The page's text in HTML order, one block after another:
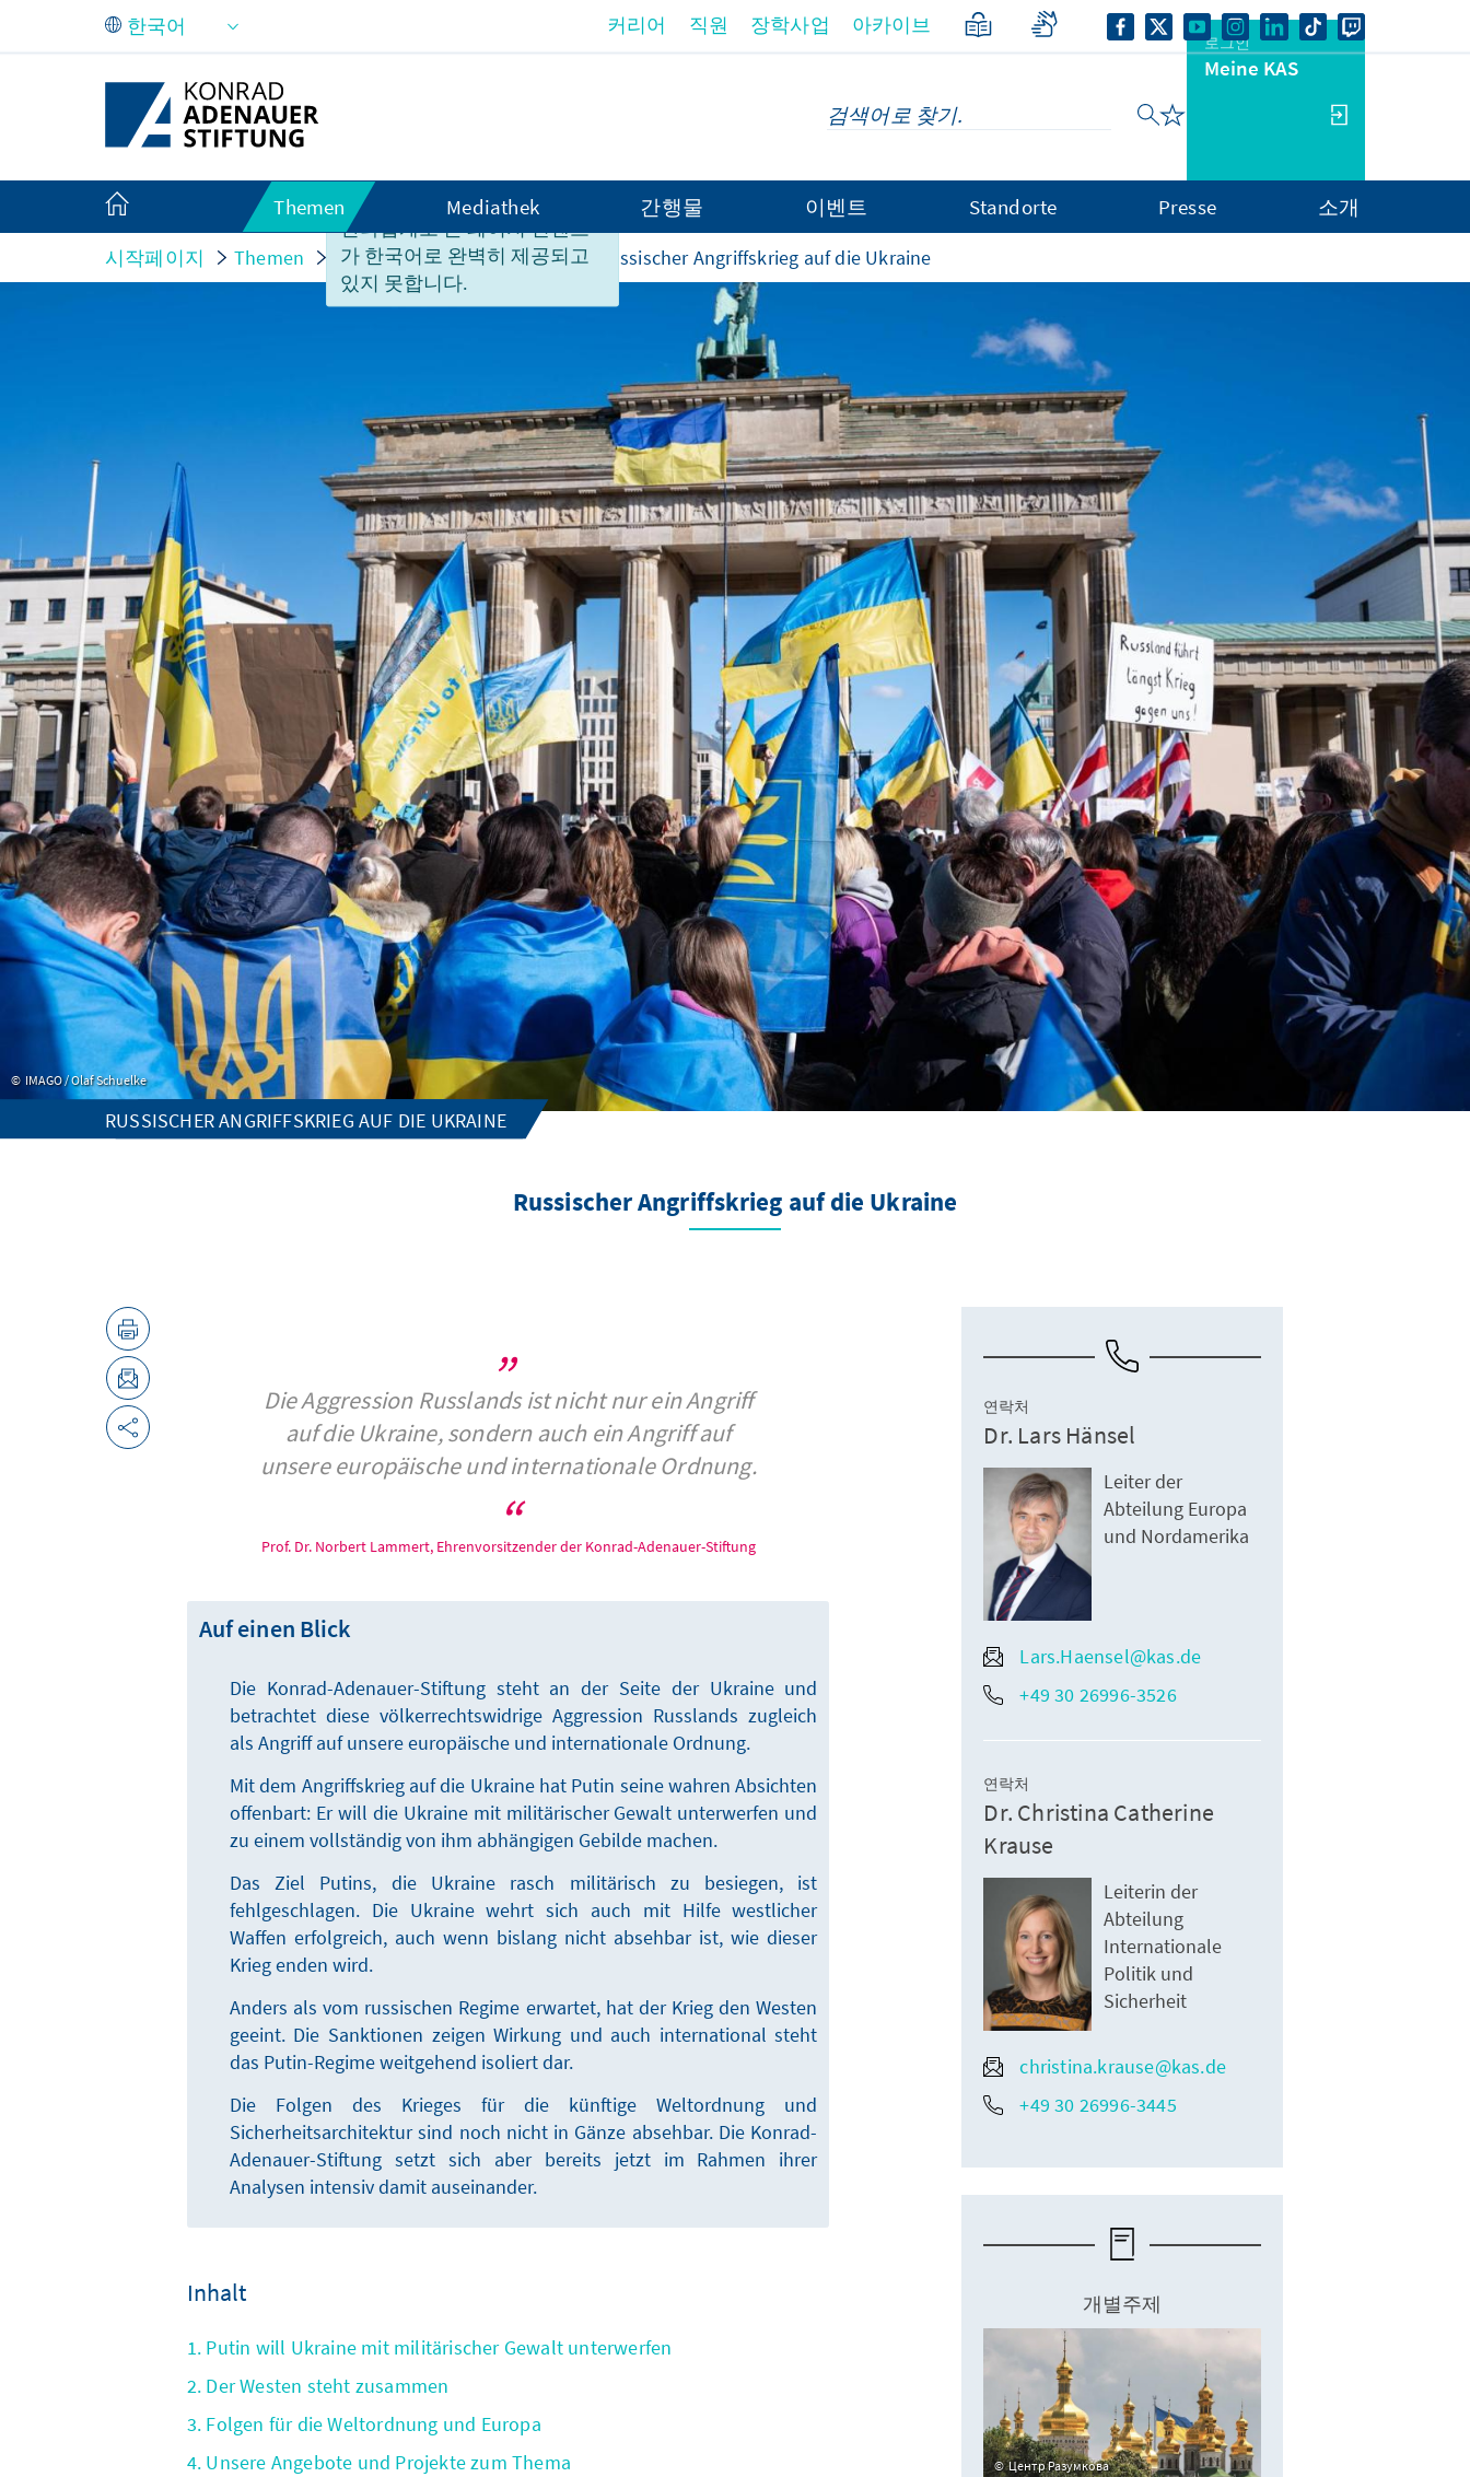
Skip to Main Content
안타깝게도 본 페이지 컨텐츠
가 한국어로 완벽히 제공되고
있지 못합니다.
커리어 직원 장학사업 아카이브
로그인
Meine KAS
Themen Mediathek 간행물 이벤트 Standorte Presse 소개
시작페이지 Themen Sicherheit und Verteidigung Russischer Angriffskrieg auf die Ukraine
IMAGO / Olaf Schuelke
RUSSISCHER ANGRIFFSKRIEG AUF DIE UKRAINE
Russischer Angriffskrieg auf die Ukraine
Die Aggression Russlands ist nicht nur ein Angriff
auf die Ukraine, sondern auch ein Angriff auf
unsere europäische und internationale Ordnung.
Prof. Dr. Norbert Lammert, Ehrenvorsitzender der Konrad-Adenauer-Stiftung
Auf einen Blick
Die Konrad-Adenauer-Stiftung steht an der Seite der Ukraine und
betrachtet diese völkerrechtswidrige Aggression Russlands zugleich
als Angriff auf unsere europäische und internationale Ordnung.
Mit dem Angriffskrieg auf die Ukraine hat Putin seine wahren Absichten
offenbart: Er will die Ukraine mit militärischer Gewalt unterwerfen und
zu einem vollständig von ihm abhängigen Gebilde machen.
Das Ziel Putins, die Ukraine rasch militärisch zu besiegen, ist
fehlgeschlagen. Die Ukraine wehrt sich auch mit Hilfe westlicher
Waffen erfolgreich, auch wenn bislang nicht absehbar ist, wie dieser
Krieg enden wird.
Anders als vom russischen Regime erwartet, hat der Krieg den Westen
geeint. Die Sanktionen zeigen Wirkung und auch international steht
das Putin-Regime weitgehend isoliert dar.
Die Folgen des Krieges für die künftige Weltordnung und
Sicherheitsarchitektur sind noch nicht in Gänze absehbar. Die Konrad-
Adenauer-Stiftung setzt sich aber bereits jetzt im Rahmen ihrer
Analysen intensiv damit auseinander.
Inhalt
1. Putin will Ukraine mit militärischer Gewalt unterwerfen
2. Der Westen steht zusammen
3. Folgen für die Weltordnung und Europa
4. Unsere Angebote und Projekte zum Thema
연락처
Dr. Lars Hänsel
Leiter der
Abteilung Europa
und Nordamerika
Lars.Haensel@kas.de
+49 30 26996-3526
연락처
Dr. Christina Catherine
Krause
Leiterin der
Abteilung
Internationale
Politik und
Sicherheit
christina.krause@kas.de
+49 30 26996-3445
개별주제
Центр Разумкова